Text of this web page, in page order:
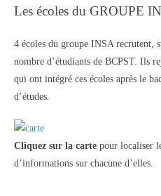
Les écoles du GROUPE
4 écoles du groupe INSA recrutent,
nombre d’étudiants de BCPST. Ils
qui ont intégré ces écoles après le
d’études.
Cliquez sur la carte pour localiser
d’informations sur chacune d’elles.